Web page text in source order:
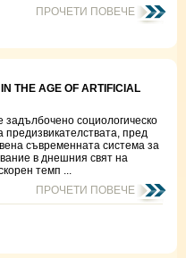
ПРОЧЕТИ ПОВЕЧЕ
THE AGE OF ARTIFICIAL
задълбочено социологическо
предизвикателствата, пред
съвременната система за
в днешния свят на
темп ...
ПРОЧЕТИ ПОВЕЧЕ